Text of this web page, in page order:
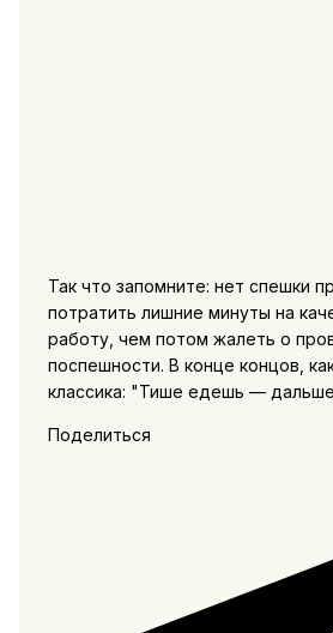
Так что запомните: нет спешки
потратить лишние минуты на
работу, чем потом жалеть о
поспешности. В конце концов,
классика: "Тише едешь —
Поделиться